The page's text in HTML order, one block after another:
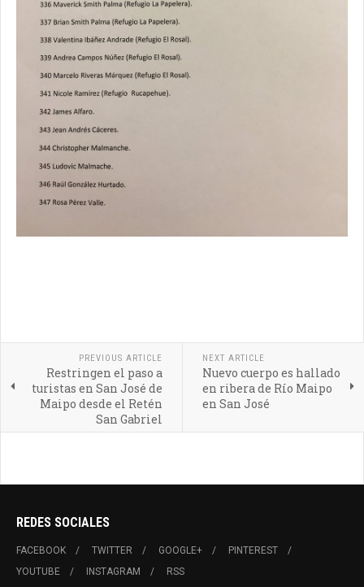
PREVIOUS ARTICLE
Restringen el paso a
turistas en San José de
Maipo desde el Retén
San Gabriel
NEXT ARTICLE
Nuevo cuerpo es hallado
en ribera de Río Maipo
en San José
REDES SOCIALES
FACEBOOK TWITTER GOOGLE+
PINTEREST
YOUTUBE
INSTAGRAM RSS